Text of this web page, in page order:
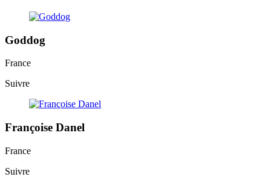
Goddog
France
Suivre
Françoise Danel
France
Suivre